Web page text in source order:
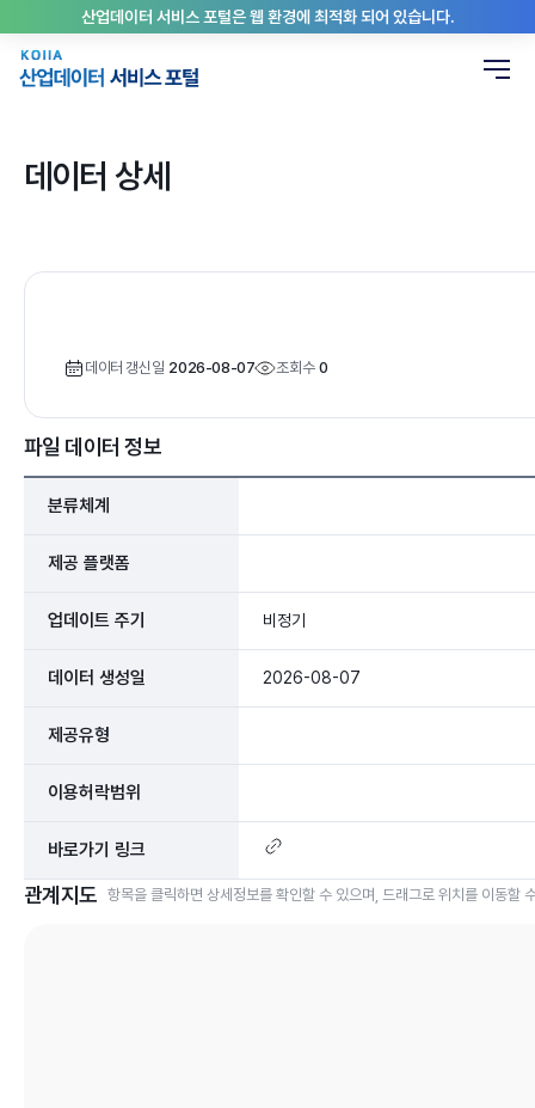
산업데이터 서비스 포털은 웹 환경에 최적화 되어 있습니다.
데이터 상세
데이터 갱신일 2026-08-07 조회수 0
파일 데이터 정보
분류체계
제공 플랫폼
업데이트 주기 비정기
데이터 생성일 2026-08-07
제공유형
이용허락범위
바로가기 링크
관계지도 항목을 클릭하면 상세정보를 확인할 수 있으며, 드래그로 위치를 이동할